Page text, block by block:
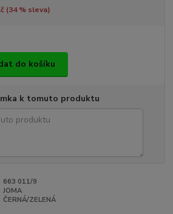
(34% sleva)
do košíku
k tomuto produktu
663 011/9
JOMA
ČERNÁ/ZELENÁ